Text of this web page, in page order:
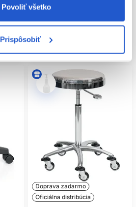
Povoliť všetko
Prispôsobiť
Nábytok
Doprava zadarmo
Oficiálna distribúcia